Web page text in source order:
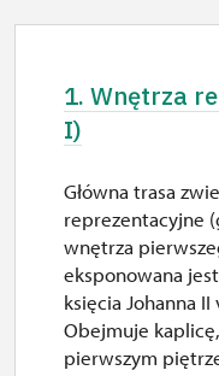
1. Wnętrza
I)
Główna trasa
reprezentacyjne
wnętrza
eksponowana
księcia Johanna
Obejmuje
pierwszym